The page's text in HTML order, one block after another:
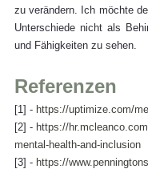
zu verändern. Ich möchte
Unterschiede nicht als
und Fähigkeiten zu sehen.
Referenzen
[1] - https://uptimize.com/
[2] - https://
mental-health-and-inclusion
[3] - https://